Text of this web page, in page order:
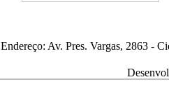
Endereço: Av. Pres. Vargas, 2863 -